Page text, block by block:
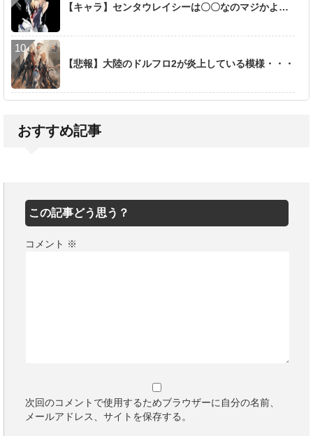
【キャラ】センタウレイシーは〇〇なのマジかよ…
【悲報】大陸のドルフロ2が炎上している模様・・・
おすすめ記事
この記事どう思う？
コメント ※
次回のコメントで使用するためブラウザーに自分の名前、
メールアドレス、サイトを保存する。